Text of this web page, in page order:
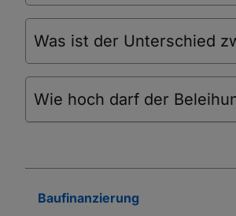
Was ist der Unterschied
Wie hoch darf der
Baufinanzierung